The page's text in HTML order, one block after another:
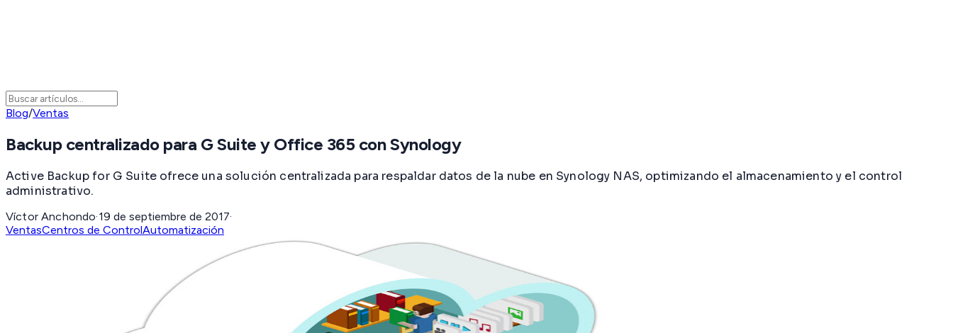
Blog/Ventas
Backup centralizado para G Suite y Office 365 con Synology
Active Backup for G Suite ofrece una solución centralizada para respaldar datos de la nube en Synology NAS, optimizando el almacenamiento y el control
administrativo.
Víctor Anchondo·19 de septiembre de 2017·
VentasCentros de ControlAutomatización